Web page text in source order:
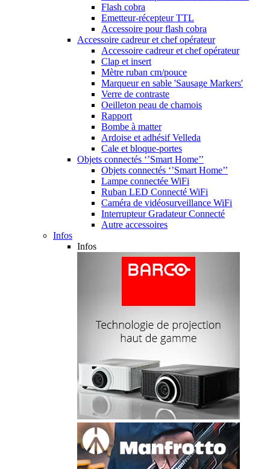
Flash cobra
Emetteur-récepteur TTL
Accessoire pour flash cobra
Accessoire cadreur et chef opérateur
Accessoire cadreur et chef opérateur
Clap et insert
Mètre ruban cm/pouce
Marqueur en sable 'Sausage Markers'
Verre de contraste
Oeilleton peau de chamois
Rapport
Bombe à matter
Ardoise et adhésif Velleda
Cale et bloque-portes
Objets connectés ‘’Smart Home’’
Objets connectés ‘’Smart Home’’
Lampe connectée WiFi
Ruban LED Connecté WiFi
Caméra de vidéosurveillance WiFi
Interrupteur Gradateur Connecté
Autre accessoires
Infos
Infos